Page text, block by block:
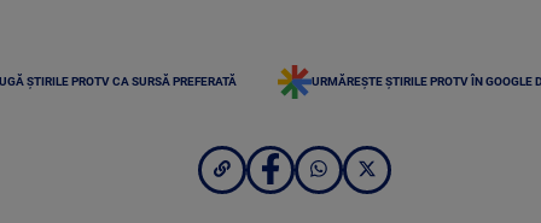
ȘTIRILE PROTV CA SURSĂ PREFERATĂ URMĂREȘTE ȘTIRILE PROTV ÎN GOOGLE